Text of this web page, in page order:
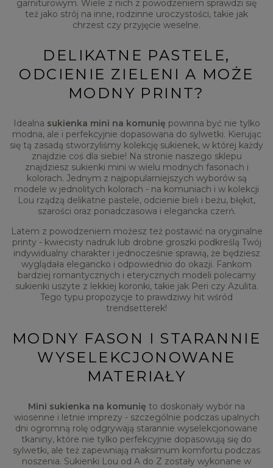
garniturowym. Wiele z nich z powodzeniem sprawdzi się
też jako strój na inne, rodzinne uroczystości, takie jak
chrzest czy przyjęcie weselne.
DELIKATNE PASTELE,
ODCIENIE ZIELENI A MOŻE
MODNY PRINT?
Idealna sukienka mini na komunię powinna być nie tylko
modna, ale i perfekcyjnie dopasowana do sylwetki. Kierując
się tą zasadą stworzyliśmy kolekcję sukienek, w której każdy
znajdzie coś dla siebie! Na stronie naszego sklepu
znajdziesz sukienki mini w wielu modnych fasonach i
kolorach. Jednym z najpopularniejszych wyborów są
modele w jednolitych kolorach - na komuniach i w kolekcji
Lou rządzą delikatne pastele, odcienie bieli i beżu, błękit,
szarości oraz ponadczasowa i elegancka czerń.
Latem z powodzeniem możesz też postawić na oryginalne
printy - kwiecisty nadruk lub drobne groszki podkreślą Twój
indywidualny charakter i jednocześnie sprawią, że będziesz
wyglądała elegancko i odpowiednio do okazji. Fankom
bardziej romantycznych i eterycznych modeli polecamy
sukienki uszyte z lekkiej koronki, takie jak Peri czy Azulita.
Tego typu propozycje to prawdziwy hit wśród
trendsetterek!
MODNY FASON I STARANNIE
WYSELEKCJONOWANE
MATERIAŁY
Mini sukienka na komunię to doskonały wybór na
wiosenne i letnie imprezy - szczególnie podczas upalnych
dni ogromną rolę odgrywają starannie wyselekcjonowane
tkaniny, które nie tylko perfekcyjnie dopasowują się do
sylwetki, ale też zapewniają maksimum komfortu podczas
noszenia. Sukienki Lou od A do Z zostały wykonane w